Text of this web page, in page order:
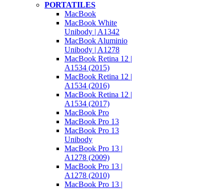
PORTATILES
MacBook
MacBook White
Unibody | A1342
MacBook Aluminio
Unibody | A1278
MacBook Retina 12 |
A1534 (2015)
MacBook Retina 12 |
A1534 (2016)
MacBook Retina 12 |
A1534 (2017)
MacBook Pro
MacBook Pro 13
MacBook Pro 13
Unibody
MacBook Pro 13 |
A1278 (2009)
MacBook Pro 13 |
A1278 (2010)
MacBook Pro 13 |